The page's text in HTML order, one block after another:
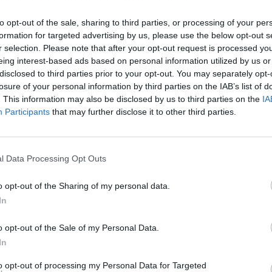
opt-out of the sale, sharing to third parties, or processing of your
for targeted advertising by us, please use the below opt-out
selection. Please note that after your opt-out request is processed
interest-based ads based on personal information utilized by us
to third parties prior to your opt-out. You may separately
of your personal information by third parties on the IAB’s list of
This information may also be disclosed by us to third parties on the
Participants that may further disclose it to other third parties.
Data Processing Opt Outs
opt-out of the Sharing of my personal data.
opt-out of the Sale of my Personal Data.
opt-out of processing my Personal Data for Targeted
reiks tarnauti. Pakalbintos moterys mano, kad
šauktiniai Kariuomenė šauktinių kariuomenė
klausimų: du pastebėti virš karinės bazės